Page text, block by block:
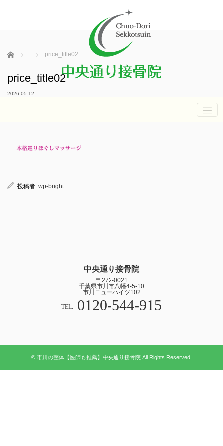
ホーム price_title02
price_title02
2026.05.12
投稿者: wp-bright
中央通り接骨院
〒272-0021
千葉県市川市八幡4-5-10
市川ニューハイツ102
TEL. 0120-544-915
© 市川の整体【医師も推薦】中央通り接骨院 All Rights Reserved.